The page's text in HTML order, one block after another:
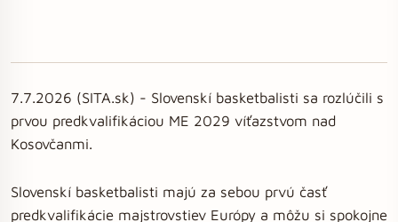
7.7.2026 (SITA.sk) - Slovenskí basketbalisti sa rozlúčili s
prvou predkvalifikáciou ME 2029 víťazstvom nad
Kosovčanmi.
Slovenskí basketbalisti majú za sebou prvú časť
predkvalifikácie majstrovstiev Európy a môžu si spokojne